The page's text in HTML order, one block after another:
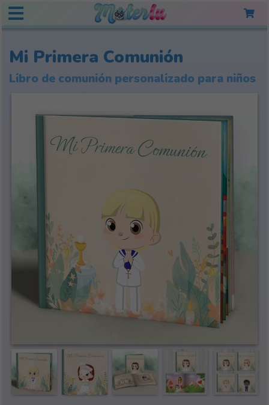
Mi Primera Comunión
Libro de comunión personalizado para niños